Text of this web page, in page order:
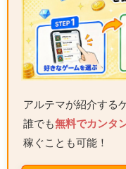
アルテマが紹介する
誰でも無料でカンタ
稼ぐことも可能！